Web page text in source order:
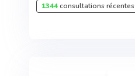
1344consultations récentes